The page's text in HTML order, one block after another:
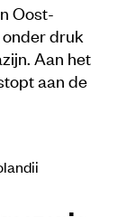
Oost-
druk
Aan het
aan de